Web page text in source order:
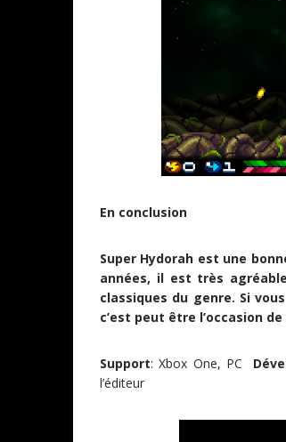
En conclusion
Super Hydorah est une
années, il est très
classiques du genre. Si
c’est peut être l’occasion
Support: Xbox One, PC
l’éditeur